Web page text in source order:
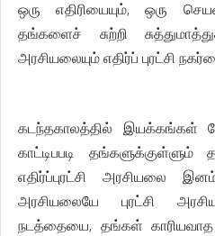
ஒரு எதிரியையும், ஒரு
தங்களைச் சுற்றி
அரசியலையும் எதிர்ப் புரட்சி
கடந்தகாலத்தில் இயக்கங்கள்
காட்டிபபடி தங்களுக்குள்ளும்
எதிர்ப்புரட்சி அரசியலை
அரசியலையே புரட்சி
நடத்தையை, தங்கள் காரியவாத